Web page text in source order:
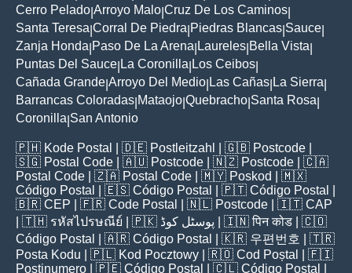
Cerro Pelado Arroyo Malo Cruz De Los Caminos
Santa Teresa Corral De Piedra Piedras Blancas Sauce
Zanja Honda Paso De La Arena Laureles Bella Vista
Puntas Del Sauce La Coronilla Los Ceibos
Cañada Grande Arroyo Del Medio Las Cañas La Sierra
Barrancas Coloradas Mataojo Quebracho Santa Rosa
Coronilla San Antonio
🇵🇭 Kode Postal | 🇩🇪 Postleitzahl | 🇬🇧 Postcode
🇸🇬 Postal Code | 🇦🇺 Postcode | 🇳🇿 Postcode | 🇨🇦
Postal Code | 🇿🇦 Postal Code | 🇲🇾 Poskod
| 🇲🇽
Código Postal
| 🇪🇸 Código Postal | 🇵🇹 Código Postal
🇧🇷 CEP | 🇫🇷 Code Postal | 🇳🇱 Postcode | 🇮🇹 CAP
| 🇹🇭 รหัสไปรษณีย์ | 🇵🇰 پوسٹل کوڈ | 🇮🇳पिन कोड | 🇨🇴
Código Postal
| 🇦🇷 Código Postal | 🇰🇷 우편번호
| 🇹🇷
Posta Kodu | 🇵🇱 Kod Pocztowy | 🇷🇴 Cod Poștal
| 🇫🇮
Postinumero | 🇵🇪 Código Postal | 🇨🇱 Código Postal